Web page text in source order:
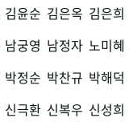
김윤순 김은옥 김은희
남궁영 남정자 노미혜
박정순 박찬규 박해덕
신극환 신복우 신성희